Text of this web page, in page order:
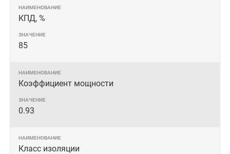
КПД, %
85
Коэффициент мощности
0.93
Класс изоляции